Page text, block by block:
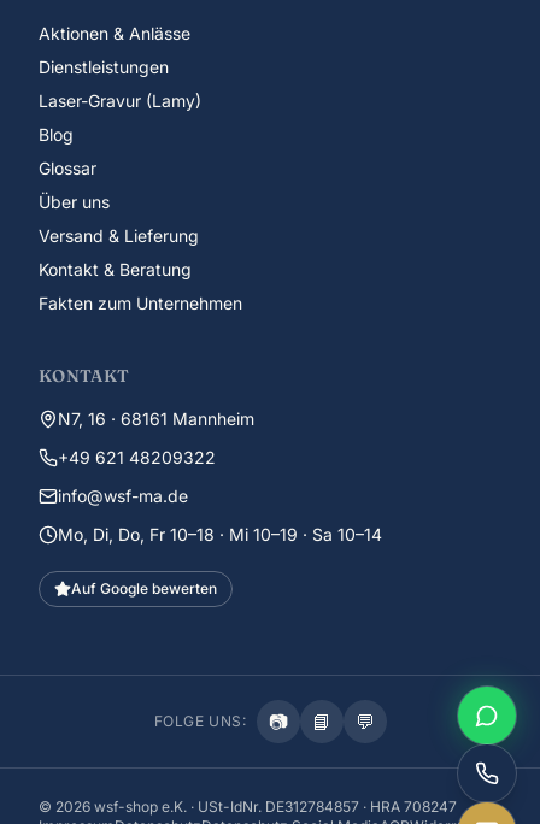
Aktionen & Anlässe
Dienstleistungen
Laser-Gravur (Lamy)
Blog
Glossar
Über uns
Versand & Lieferung
Kontakt & Beratung
Fakten zum Unternehmen
KONTAKT
N7, 16 · 68161 Mannheim
+49 621 48209322
info@wsf-ma.de
Mo, Di, Do, Fr 10–18 · Mi 10–19 · Sa 10–14
Auf Google bewerten
FOLGE UNS: 📷 📘 💬
© 2026 wsf-shop e.K. · USt-IdNr. DE312784857 · HRA 708247